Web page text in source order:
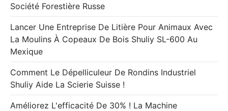
Société Forestière Russe
Lancer Une Entreprise De Litière Pour Animaux Avec
La Moulins À Copeaux De Bois Shuliy SL-600 Au
Mexique
Comment Le Dépelliculeur De Rondins Industriel
Shuliy Aide La Scierie Suisse !
Améliorez L'efficacité De 30% ! La Machine